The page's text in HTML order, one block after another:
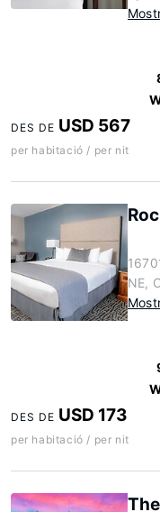
DES DE USD 567
per habitació / per nit
NE,
DES DE USD 173
per habitació / per nit